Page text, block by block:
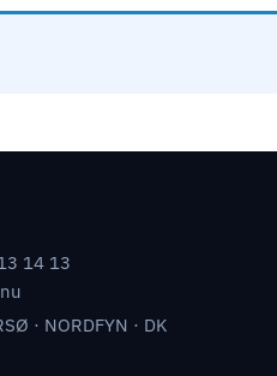
14 13
· NORDFYN · DK